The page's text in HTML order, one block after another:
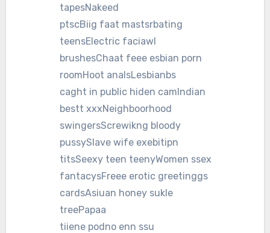
tapesNakeed
ptscBiig faat mastsrbating
teensElectric faciawl
brushesChaat feee esbian porn
roomHoot analsLesbianbs
caght in public hiden camIndian
bestt xxxNeighboorhood
swingersScrewikng bloody
pussySlave wife exebitipn
titsSeexy teen teenyWomen ssex
fantacysFreee erotic greetinggs
cardsAsiuan honey sukle
treePapaa
tiiene podno enn ssu